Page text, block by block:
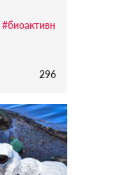
#биоактивн
296